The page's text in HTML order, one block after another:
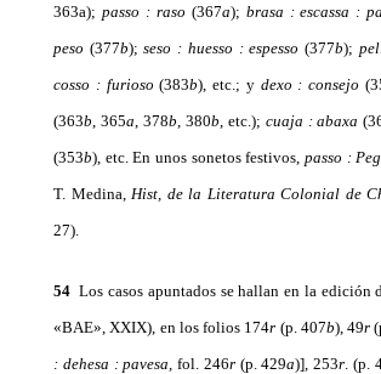
363a); passo : raso (367a); brasa :escassa :
peso (377b); seso : huesso :espesso(377b);
cosso : furioso(383b), etc.; y dexo : consejo
(363b , 365a , 378b , 380b , etc.); cuaja :abaxa
(353b), etc. En unos sonetos festivos, passo :
T. Medina, Hist, de la Literatura Colonial de
27).
54 Los casos apuntados se hallan en la edición
«BAE», XXIX), en los folios 174r (p. 407b), 49r
: dehesa :pavesa,fol. 246r(p. 429a)], 253r . (p.